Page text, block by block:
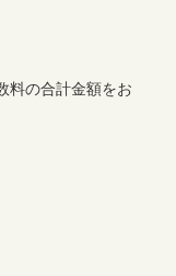
料の合計金額をお